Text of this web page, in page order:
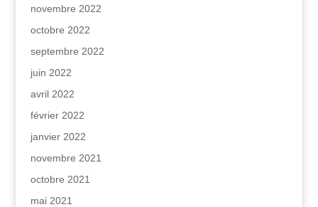
novembre 2022
octobre 2022
septembre 2022
juin 2022
avril 2022
février 2022
janvier 2022
novembre 2021
octobre 2021
mai 2021